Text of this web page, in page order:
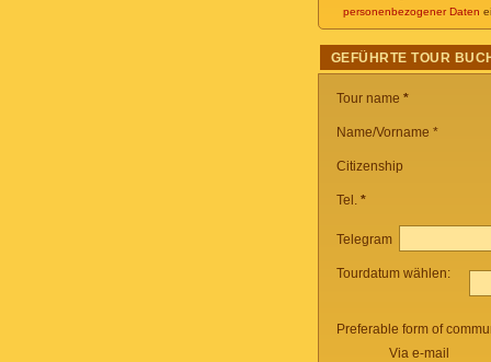
personenbezogener Daten
GEFÜHRTE TOUR
Tour name *
Name/Vorname *
Citizenship
Tel. *
Telegram
Tourdatum wählen:
Preferable form of
Via e-mail